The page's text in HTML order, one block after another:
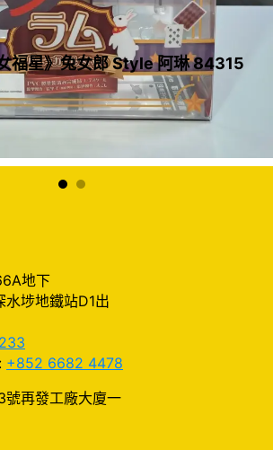
福星》兔女郎 Style 阿琳 84315
地下
埗地鐵站D1出
+852 6682 4478
再發工廠大廈一